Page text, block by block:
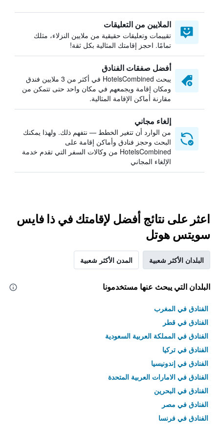
الملايين من التعليقات
تقييمات وتعليقات حقيقية من ملايين النزلاء، مثلك
تمامًا. احجز إقامتك المثالية بكل ثقة!
أفضل صفقات الفنادق
يبحث HotelsCombined في أكثر من 3 ملايين فندق
ومكان إقامة ويجمعهم في مكان واحد حتى تتمكن من
مقارنة أماكن الإقامة المثالية.
إلغاء مجاني
من الوارد أن تتغير الخطط — نتفهم ذلك. ولهذا يمكنك
البحث وحجز فنادق وأماكن إقامة على
HotelsCombined من وكالات السفر التي تقدم خدمة
الإلغاء المجاني
اعثر على نتائج أفضل لإقامتك في ذا فايس
سويتس هوتل
البلدان الأكثر شعبية المدن الأكثر شعبية
البلدان التي يبحث عنها مستخدمونا
الفنادق في المغرب
الفنادق في قطر
الفنادق في المملكة العربية السعودية
الفنادق في تركيا
الفنادق في إندونيسيا
الفنادق في الامارات العربية المتحدة
الفنادق في البحرين
الفنادق في مصر
الفنادق في فرنسا